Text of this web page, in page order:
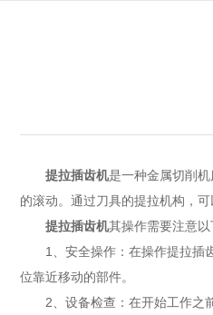
提拉插齿机是一种金属切削
的滚动。通过刀具的提拉机构，
提拉插齿机其操作需要注意以
1、安全操作：在操作提拉插齿
位靠近移动的部件。
2、设备检查：在开始工作之前